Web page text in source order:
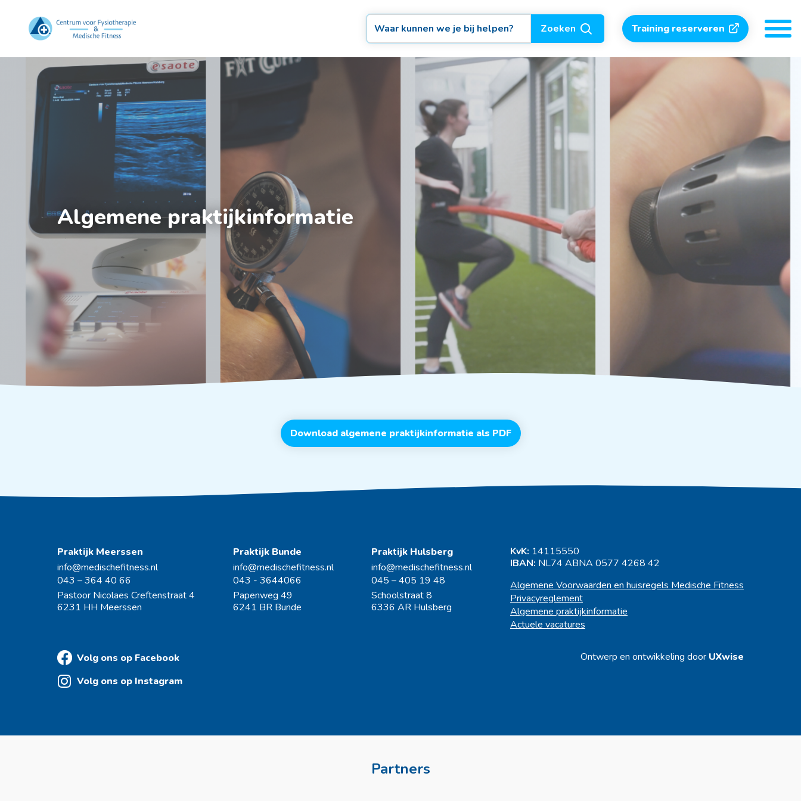
Zoeken Training reserveren
Algemene praktijkinformatie
Download algemene praktijkinformatie als PDF
Praktijk Meerssen
info@medischefitness.nl
043 – 364 40 66
Pastoor Nicolaes Creftenstraat 4
6231 HH Meerssen
Praktijk Bunde
info@medischefitness.nl
043 - 3644066
Papenweg 49
6241 BR Bunde
Praktijk Hulsberg
info@medischefitness.nl
045 – 405 19 48
Schoolstraat 8
6336 AR Hulsberg
KvK: 14115550
IBAN: NL74 ABNA 0577 4268 42
Algemene Voorwaarden en huisregels Medische Fitness
Privacyreglement
Algemene praktijkinformatie
Actuele vacatures
Volg ons op Facebook
Volg ons op Instagram
Ontwerp en ontwikkeling door UXwise
Partners